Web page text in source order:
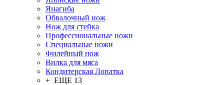
Янагиба
Обвалочный нож
Нож для стейка
Профессиональные ножи
Специальные ножи
Филейный нож
Вилка для мяса
Кондитерская Лопатка
+ ЕЩЕ 13